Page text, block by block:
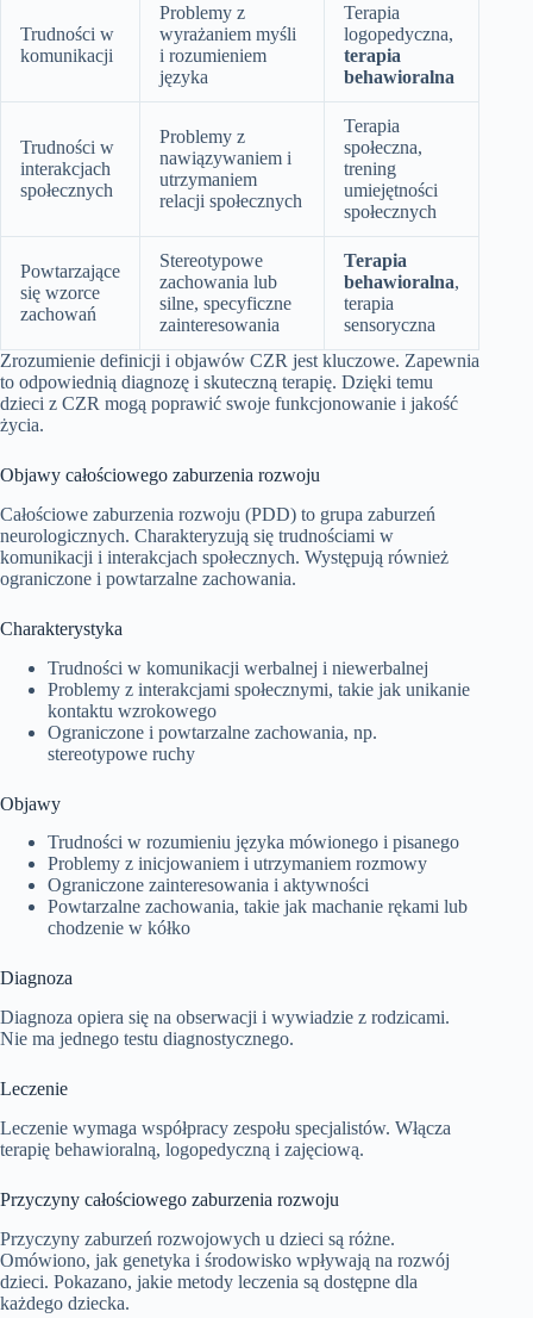
Trudności w
komunikacji
Problemy z
wyrażaniem myśli
i rozumieniem
języka
Terapia
logopedyczna,
terapia
behawioralna
Trudności w
interakcjach
społecznych
Problemy z
nawiązywaniem i
utrzymaniem
relacji społecznych
Terapia
społeczna,
trening
umiejętności
społecznych
Powtarzające
się wzorce
zachowań
Stereotypowe
zachowania lub
silne, specyficzne
zainteresowania
Terapia
behawioralna,
terapia
sensoryczna
Zrozumienie definicji i objawów CZR jest kluczowe. Zapewnia
to odpowiednią diagnozę i skuteczną terapię. Dzięki temu
dzieci z CZR mogą poprawić swoje funkcjonowanie i jakość
życia.
Objawy całościowego zaburzenia rozwoju
Całościowe zaburzenia rozwoju (PDD) to grupa zaburzeń
neurologicznych. Charakteryzują się trudnościami w
komunikacji i interakcjach społecznych. Występują również
ograniczone i powtarzalne zachowania.
Charakterystyka
Trudności w komunikacji werbalnej i niewerbalnej
Problemy z interakcjami społecznymi, takie jak unikanie
kontaktu wzrokowego
Ograniczone i powtarzalne zachowania, np.
stereotypowe ruchy
Objawy
Trudności w rozumieniu języka mówionego i pisanego
Problemy z inicjowaniem i utrzymaniem rozmowy
Ograniczone zainteresowania i aktywności
Powtarzalne zachowania, takie jak machanie rękami lub
chodzenie w kółko
Diagnoza
Diagnoza opiera się na obserwacji i wywiadzie z rodzicami.
Nie ma jednego testu diagnostycznego.
Leczenie
Leczenie wymaga współpracy zespołu specjalistów. Włącza
terapię behawioralną, logopedyczną i zajęciową.
Przyczyny całościowego zaburzenia rozwoju
Przyczyny zaburzeń rozwojowych u dzieci są różne.
Omówiono, jak genetyka i środowisko wpływają na rozwój
dzieci. Pokazano, jakie metody leczenia są dostępne dla
każdego dziecka.